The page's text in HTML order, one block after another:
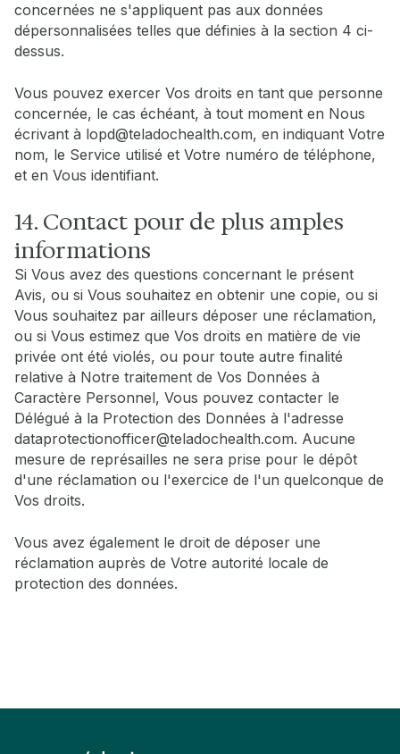
concernées ne s'appliquent pas aux données
dépersonnalisées telles que définies à la section 4 ci-
dessus.
Vous pouvez exercer Vos droits en tant que personne
concernée, le cas échéant, à tout moment en Nous
écrivant à lopd@teladochealth.com, en indiquant Votre
nom, le Service utilisé et Votre numéro de téléphone,
et en Vous identifiant.
14. Contact pour de plus amples
informations
Si Vous avez des questions concernant le présent
Avis, ou si Vous souhaitez en obtenir une copie, ou si
Vous souhaitez par ailleurs déposer une réclamation,
ou si Vous estimez que Vos droits en matière de vie
privée ont été violés, ou pour toute autre finalité
relative à Notre traitement de Vos Données à
Caractère Personnel, Vous pouvez contacter le
Délégué à la Protection des Données à l'adresse
dataprotectionofficer@teladochealth.com. Aucune
mesure de représailles ne sera prise pour le dépôt
d'une réclamation ou l'exercice de l'un quelconque de
Vos droits.
Vous avez également le droit de déposer une
réclamation auprès de Votre autorité locale de
protection des données.